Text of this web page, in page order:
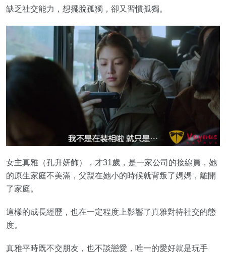
缺乏社交能力，想擺脫孤獨，卻又習慣孤獨。
女主真雅（孔升妍飾），才31歲，是一家公司的接線員，她
的原生家庭不美滿，父親在她小的時候就背叛了媽媽，離開
了家庭。
這樣的成長經歷，也在一定程度上影響了真雅對待社交的態
度。
真雅平時既不交朋友，也不談戀愛，唯一的愛好就是玩手